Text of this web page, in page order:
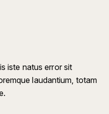
iste natus error sit
laudantium, totam